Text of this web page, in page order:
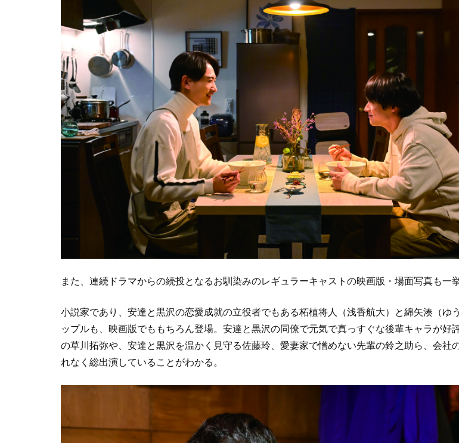
また、連続ドラマからの続投となるお馴染みのレギュラーキャストの映画版・場面写真も一
小説家であり、安達と黒沢の恋愛成就の立役者でもある柘植将人（浅香航大）と綿矢湊（ゆ
ップルも、映画版でももちろん登場。安達と黒沢の同僚で元気で真っすぐな後輩キャラが好
の草川拓弥や、安達と黒沢を温かく見守る佐藤玲、愛妻家で憎めない先輩の鈴之助ら、会社
れなく総出演していることがわかる。